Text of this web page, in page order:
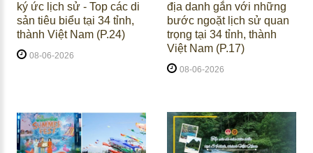
ký ức lịch sử - Top các di
sản tiêu biểu tại 34 tỉnh,
thành Việt Nam (P.24)
08-06-2026
địa danh gắn với những
bước ngoặt lịch sử quan
trọng tại 34 tỉnh, thành
Việt Nam (P.17)
08-06-2026